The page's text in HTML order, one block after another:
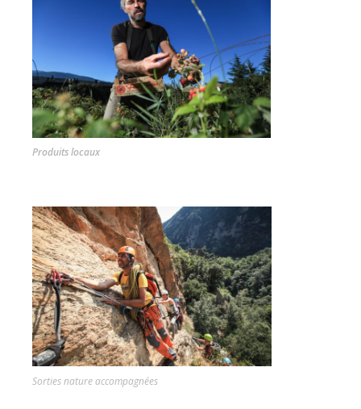
Produits locaux
Sorties nature accompagnées